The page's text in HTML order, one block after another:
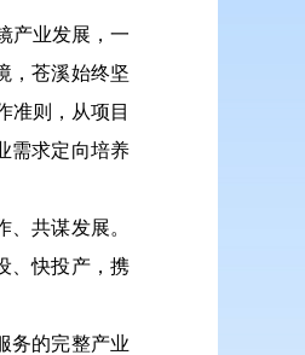
产业发展，一
，苍溪始终坚
准则，从项目
需求定向培养
共谋发展。
、快投产，携
务的完整产业